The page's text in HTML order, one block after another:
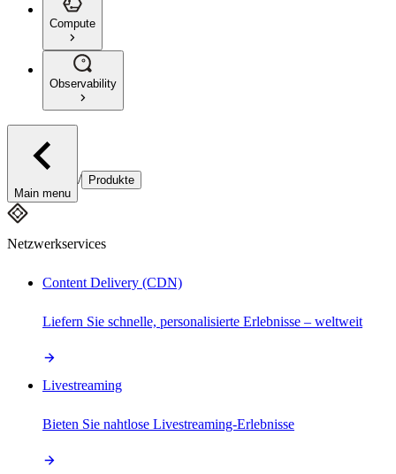
Compute
Observability
Main menu
/ Produkte
Netzwerkservices
Content Delivery (CDN)
Liefern Sie schnelle, personalisierte Erlebnisse – weltweit
Livestreaming
Bieten Sie nahtlose Livestreaming-Erlebnisse